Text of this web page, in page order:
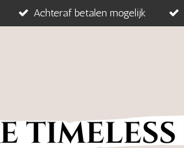
Achteraf betalen mogelijk